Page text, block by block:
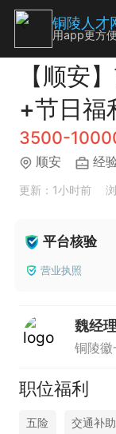
【顺安
+节日福
3500-
顺安 经
更新：1小时前
平台核验
营业执照
魏经理
铜陵徽
职位福利
五险 交通补助
铜陵人才
用app更方便